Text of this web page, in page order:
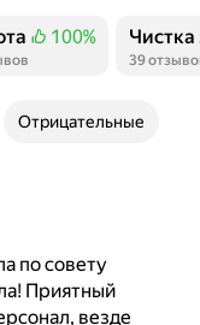
отзывов
100%
Чистка
39
Отрицательные
по совету
Приятный
везде